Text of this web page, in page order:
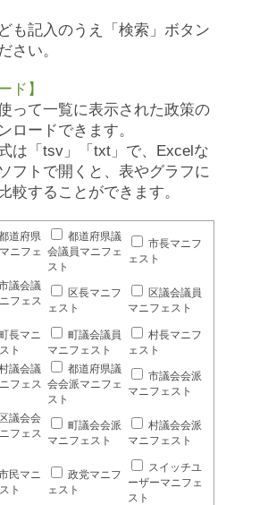
も記入のうえ「検索」ボタン
さい。
ド】
って一覧に表示された政策の
ロードできます。
は「tsv」「txt」で、Excelな
フトで開くと、表やグラフに
較することができます。
道府県
ニフェ
都道府県議
会議員マニフェ
スト
市長マニフ
ェスト
議会議
フェス
区長マニフ
ェスト
区議会議員
マニフェスト
長マニ
ト
町議会議員
マニフェスト
村長マニフ
ェスト
議会議
フェス
都道府県議
会会派マニフェ
スト
市議会会派
マニフェスト
区議会会
フェス
町議会会派
マニフェスト
村議会会派
マニフェスト
民マニ
ト
政党マニフ
ェスト
スイッチユ
ーザーマニフェ
スト